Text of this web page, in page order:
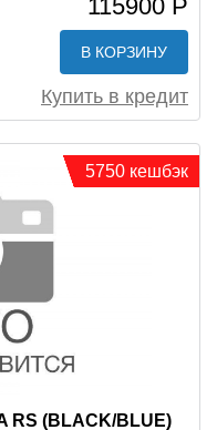
115900 Р
В КОРЗИНУ
Купить в кредит
RS (BLACK/BLUE)
5750 кешбэк